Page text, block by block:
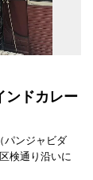
ドカレー
パンジャビダ
検通り沿いに